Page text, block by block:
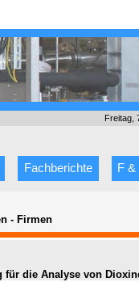
Freitag,
Fachberichte F &
- Firmen
die Analyse von